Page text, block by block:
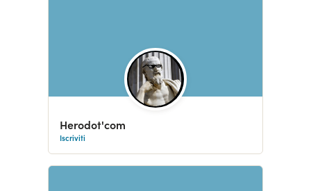
Herodot'com
Iscriviti